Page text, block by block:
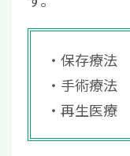
保存療法
手術療法
再生医療